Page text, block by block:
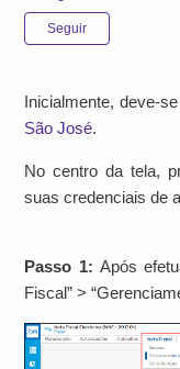
Seguir
Inicialmente, deve-
São José.
No centro da tela,
suas credenciais de
Passo 1: Após
Fiscal” >